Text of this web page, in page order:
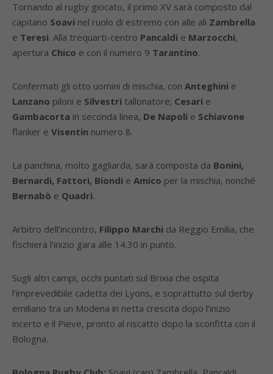
Tornando al rugby giocato, il primo XV sarà composto dal
capitano Soavi nel ruolo di estremo con alle ali Zambrella
e Teresi. Alla trequarti-centro Pancaldi e Marzocchi,
apertura Chico e con il numero 9 Tarantino.
Confermati gli otto uomini di mischia, con Anteghini e
Lanzano piloni e Silvestri tallonatore; Cesari e
Gambacorta in seconda linea, De Napoli e Schiavone
flanker e Visentin numero 8.
La panchina, molto gagliarda, sarà composta da Bonini,
Bernardi, Fattori, Biondi e Amico per la mischia, nonché
Bernabò e Quadri.
Arbitro dell’incontro, Filippo Marchi da Reggio Emilia, che
fischierà l’inizio gara alle 14.30 in punto.
Sugli altri campi, occhi puntati sul Brixia che ospita
l’imprevedibile cadetta dei Lyons, e soprattutto sul derby
emiliano tra un Modena in netta crescita dopo l’inizio
incerto e il Pieve, pronto al riscatto dopo la sconfitta con il
Bologna.